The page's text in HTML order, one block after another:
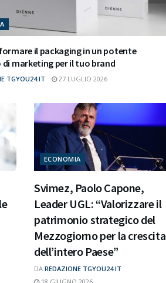
il packaging in un potente
marketing per il tuo brand
TGYOU24.IT 27 LUGLIO 2026
ECONOMIA
Svimez, Paolo Capone,
Leader UGL: “Valorizzare il
patrimonio strategico del
Mezzogiorno per la crescita
dell’intero Paese”
DA REDAZIONE TGYOU24.IT